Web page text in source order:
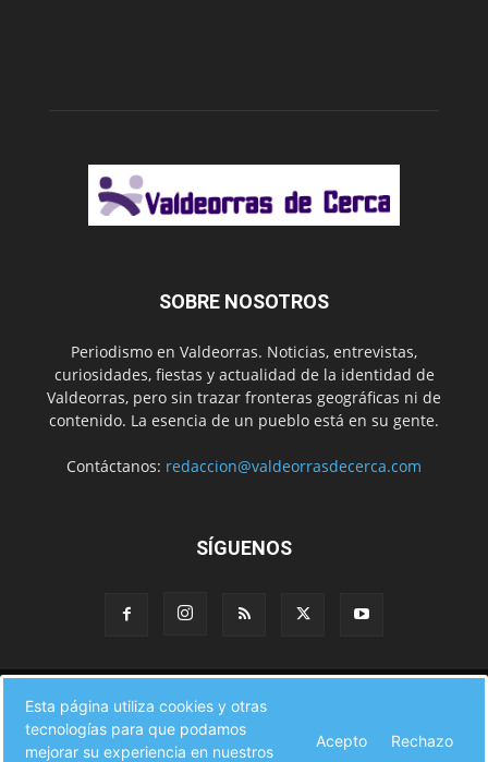
SOBRE NOSOTROS
Periodismo en Valdeorras. Noticias, entrevistas,
curiosidades, fiestas y actualidad de la identidad de
Valdeorras, pero sin trazar fronteras geográficas ni de
contenido. La esencia de un pueblo está en su gente.
Contáctanos: redaccion@valdeorrasdecerca.com
SÍGUENOS
A pie de calle
Fiestas Eventos Cultura
CAMINO DE INVIERNO
Agenda Comercial Sucesos Contacto
Esta página utiliza cookies y otras
tecnologías para que podamos
mejorar su experiencia en nuestros
Acepto Rechazo